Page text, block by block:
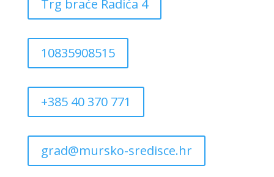
Trg braće Radića 4
10835908515
+385 40 370 771
grad@mursko-sredisce.hr